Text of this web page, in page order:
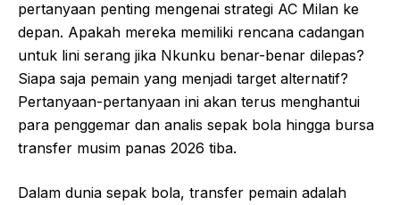
pertanyaan penting mengenai strategi AC Milan ke
depan. Apakah mereka memiliki rencana cadangan
untuk lini serang jika Nkunku benar-benar dilepas?
Siapa saja pemain yang menjadi target alternatif?
Pertanyaan-pertanyaan ini akan terus menghantui
para penggemar dan analis sepak bola hingga bursa
transfer musim panas 2026 tiba.
Dalam dunia sepak bola, transfer pemain adalah